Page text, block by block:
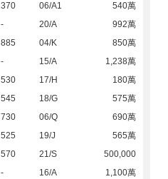
370 06/A1
540萬
- 20/A
992萬
885 04/K
850萬
- 15/A
1,238萬
530 17/H
180萬
545 18/G
575萬
730 06/Q
690萬
525 19/J
565萬
570 21/S
500,000
- 16/A
1,100萬